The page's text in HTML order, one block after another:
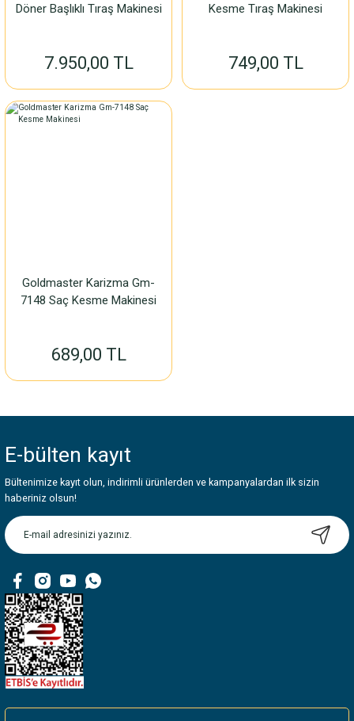
Döner Başlıklı Tıraş Makinesi
7.950,00 TL
Kesme Tıraş Makinesi
749,00 TL
Goldmaster Karizma Gm-
7148 Saç Kesme Makinesi
689,00 TL
E-bülten kayıt
Bültenimize kayıt olun, indirimli ürünlerden ve kampanyalardan ilk sizin
haberiniz olsun!